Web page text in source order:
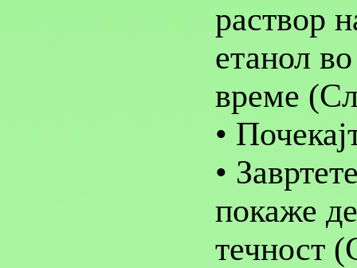
раствор
етанол
време
•
•
покаже
течност